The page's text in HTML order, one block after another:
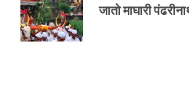
जातो माघारी